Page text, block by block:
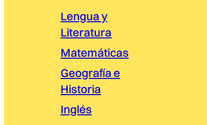
Lengua y
Literatura
Matemáticas
Geografía e
Historia
Inglés